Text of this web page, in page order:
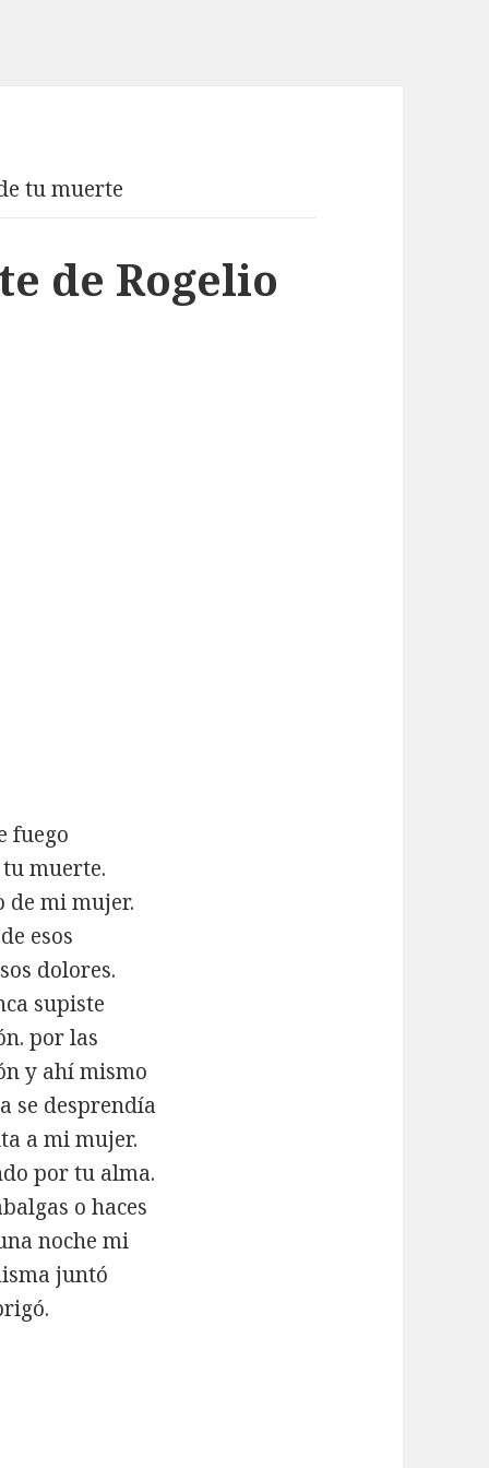
tu muerte
de Rogelio
fuego
muerte.
de mi mujer.
esos
dolores.
supiste
por las
y ahí mismo
se desprendía
a mi mujer.
por tu alma.
o haces
noche mi
juntó